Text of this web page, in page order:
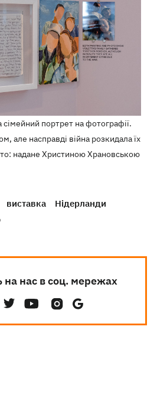
портрет на фотографії.
але насправді війна розкидала їх
надане Христиною Храновською
виставка
Нідерланди
на нас в соц. мережах